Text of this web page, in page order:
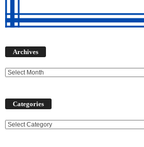
Archives
Categories
Categories